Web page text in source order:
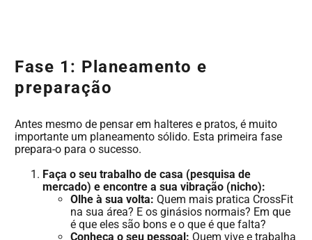
Fase 1: Planeamento e
preparação
Antes mesmo de pensar em halteres e pratos, é muito
importante um planeamento sólido. Esta primeira fase
prepara-o para o sucesso.
Faça o seu trabalho de casa (pesquisa de
mercado) e encontre a sua vibração (nicho):
Olhe à sua volta: Quem mais pratica CrossFit
na sua área? E os ginásios normais? Em que
é que eles são bons e o que é que falta?
Conheça o seu pessoal: Quem vive e trabalha